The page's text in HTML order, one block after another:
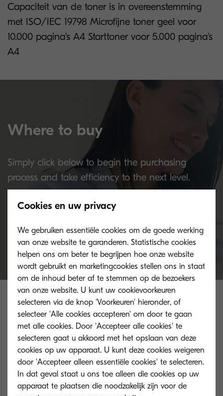
Capaciteit van de toner is in overeenstemming
met ISO/IEC 19798 Microfijne toner geel voor
10.000 pagina’s A4 Starttoner voor 5.000 pagina’s
A4
Where to buy
Simply click below to begin the purchasing
process and take efficiency to the next level.
Related products
Cookies en uw privacy
We gebruiken essentiële cookies om de goede werking
van onze website te garanderen. Statistische cookies
helpen ons om beter te begrijpen hoe onze website
wordt gebruikt en marketingcookies stellen ons in staat
om de inhoud beter af te stemmen op de bezoekers
van onze website. U kunt uw cookievoorkeuren
selecteren via de knop 'Voorkeuren' hieronder, of
selecteer 'Alle cookies accepteren' om door te gaan
met alle cookies. Door 'Accepteer alle cookies' te
selecteren gaat u akkoord met het opslaan van deze
cookies op uw apparaat. U kunt deze cookies weigeren
door 'Accepteer alleen essentiële cookies' te selecteren.
In dat geval staat u ons toe alleen die cookies op uw
apparaat te plaatsen die noodzakelijk zijn voor de